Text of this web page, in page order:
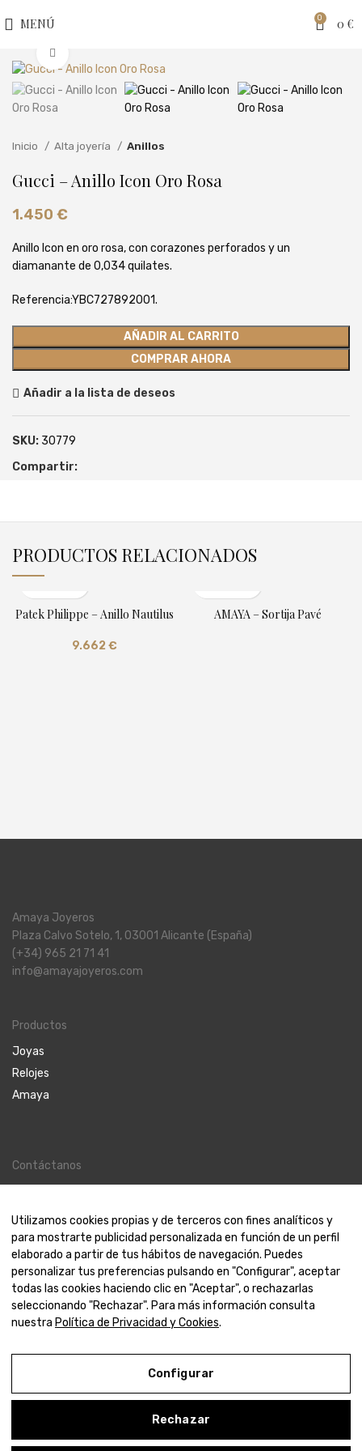
MENÚ 0 0 €
Inicio Alta joyería Anillos
Gucci – Anillo Icon Oro Rosa
1.450 €
Anillo Icon en oro rosa, con corazones perforados y un
diamanante de 0,034 quilates.
Referencia:YBC727892001.
AÑADIR AL CARRITO
COMPRAR AHORA
Añadir a la lista de deseos
SKU: 30779
Compartir:
PRODUCTOS RELACIONADOS
Patek Philippe – Anillo Nautilus
9.662 €
AMAYA – Sortija Pavé
Amaya Joyeros
Plaza Calvo Sotelo, 1, 03001 Alicante (España)
(+34) 965 21 71 41
info@amayajoyeros.com
Productos
Joyas
Relojes
Amaya
Contáctanos
Nosotros
© 2000-2024 Amaya Joyeros
Utilizamos cookies propias y de terceros con fines analíticos y
para mostrarte publicidad personalizada en función de un perfil
elaborado a partir de tus hábitos de navegación. Puedes
personalizar tus preferencias pulsando en "Configurar", aceptar
todas las cookies haciendo clic en "Aceptar", o rechazarlas
seleccionando "Rechazar". Para más información consulta
nuestra Política de Privacidad y Cookies.
Configurar
Rechazar
Política de Privacidad y Cookies
Condiciones de compra